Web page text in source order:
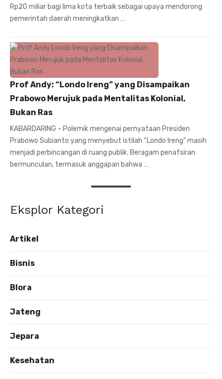
Rp20 miliar bagi lima kota terbaik sebagai upaya mendorong
pemerintah daerah meningkatkan …
Prof Andy: “Londo Ireng” yang Disampaikan
Prabowo Merujuk pada Mentalitas Kolonial,
Bukan Ras
KABARDARING – Polemik mengenai pernyataan Presiden
Prabowo Subianto yang menyebut istilah “Londo Ireng” masih
menjadi perbincangan di ruang publik. Beragam penafsiran
bermunculan, termasuk anggapan bahwa …
Eksplor Kategori
Artikel
Bisnis
Blora
Jateng
Jepara
Kesehatan